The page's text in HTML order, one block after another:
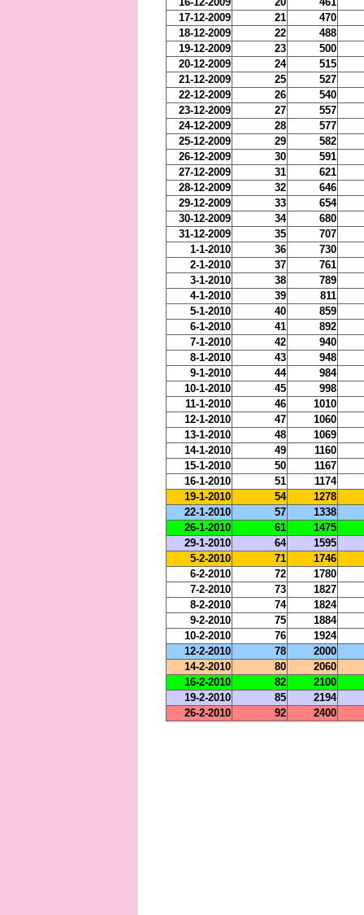
17-12-2009
21
470
18-12-2009
22
488
19-12-2009
23
500
20-12-2009
24
515
21-12-2009
25
527
22-12-2009
26
540
23-12-2009
27
557
24-12-2009
28
577
25-12-2009
29
582
26-12-2009
30
591
27-12-2009
31
621
28-12-2009
32
646
29-12-2009
33
654
30-12-2009
34
680
31-12-2009
35
707
1-1-2010
36
730
2-1-2010
37
761
3-1-2010
38
789
4-1-2010
39
811
5-1-2010
40
859
6-1-2010
41
892
7-1-2010
42
940
8-1-2010
43
948
9-1-2010
44
984
10-1-2010
45
998
11-1-2010
46
1010
12-1-2010
47
1060
13-1-2010
48
1069
14-1-2010
49
1160
15-1-2010
50
1167
16-1-2010
51
1174
19-1-2010
54
1278
22-1-2010
57
1338
26-1-2010
61
1475
29-1-2010
64
1595
5-2-2010
71
1746
6-2-2010
72
1780
7-2-2010
73
1827
8-2-2010
74
1824
9-2-2010
75
1884
10-2-2010
76
1924
12-2-2010
78
2000
14-2-2010
80
2060
16-2-2010
82
2100
19-2-2010
85
2194
26-2-2010
92 2400